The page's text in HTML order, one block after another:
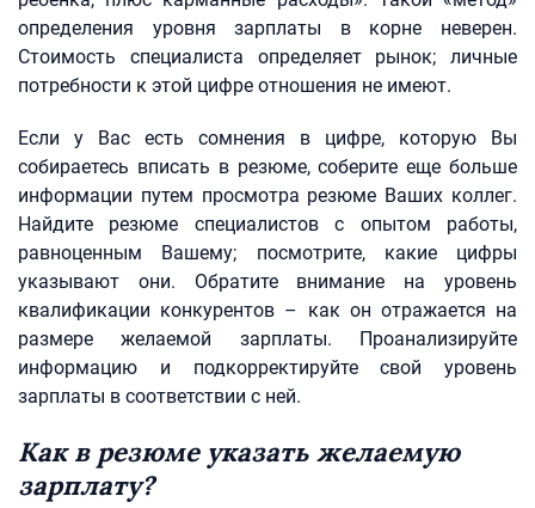
определения уровня зарплаты в корне неверен.
Стоимость специалиста определяет рынок; личные
потребности к этой цифре отношения не имеют.
Если у Вас есть сомнения в цифре, которую Вы
собираетесь вписать в резюме, соберите еще больше
информации путем просмотра резюме Ваших коллег.
Найдите резюме специалистов с опытом работы,
равноценным Вашему; посмотрите, какие цифры
указывают они. Обратите внимание на уровень
квалификации конкурентов – как он отражается на
размере желаемой зарплаты. Проанализируйте
информацию и подкорректируйте свой уровень
зарплаты в соответствии с ней.
Как в резюме указать желаемую
зарплату?